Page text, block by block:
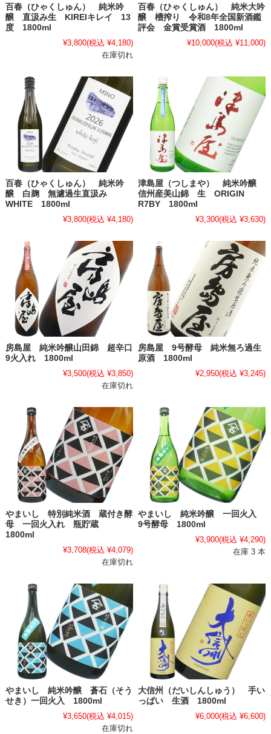
百春（ひゃくしゅん） 純米吟
醸 直汲み生 KIREIキレイ 13
度 1800ml
¥3,800(税込 ¥4,180)
在庫切れ
百春（ひゃくしゅん） 純米大吟
醸 槽搾り 令和8年全国新酒鑑
評会 金賞受賞酒 1800ml
¥10,000(税込 ¥11,000)
百春（ひゃくしゅん） 純米吟
醸 白麹 無濾過生直汲み
WHITE 1800ml
¥3,800(税込 ¥4,180)
津島屋（つしまや） 純米吟醸
信州産美山錦 生 ORIGIN
R7BY 1800ml
¥3,300(税込 ¥3,630)
房島屋 純米吟醸山田錦 超辛口
9火入れ 1800ml
¥3,500(税込 ¥3,850)
在庫切れ
房島屋 9号酵母 純米無ろ過生
原酒 1800ml
¥2,950(税込 ¥3,245)
やまいし 特別純米酒 蔵付き酵
母 一回火入れ 瓶貯蔵
1800ml
¥3,708(税込 ¥4,079)
在庫切れ
やまいし 純米吟醸 一回火入
9号酵母 1800ml
¥3,900(税込 ¥4,290)
在庫 3 本
やまいし 純米吟醸 蒼石（そう
せき）一回火入 1800ml
¥3,650(税込 ¥4,015)
在庫切れ
大信州（だいしんしゅう） 手い
っぱい 生酒 1800ml
¥6,000(税込 ¥6,600)